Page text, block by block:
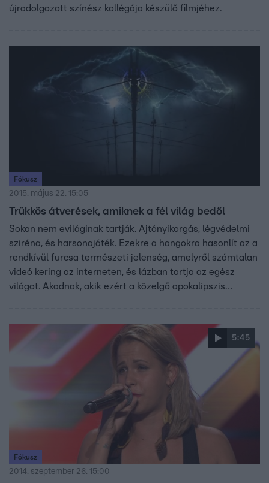
újradolgozott színész kollégája készülő filmjéhez.
Fókusz
2015. május 22. 15:05
Trükkös átverések, amiknek a fél világ bedől
Sokan nem eviláginak tartják. Ajtónyikorgás, légvédelmi
sziréna, és harsonajáték. Ezekre a hangokra hasonlít az a
rendkívül furcsa természeti jelenség, amelyről számtalan
videó kering az interneten, és lázban tartja az egész
világot. Akadnak, akik ezért a közelgő apokalipszis
5:45
Fókusz
2014. szeptember 26. 15:00